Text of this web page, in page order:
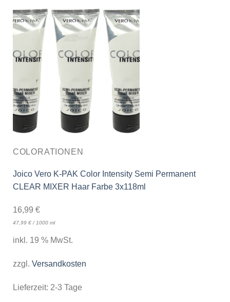
COLORATIONEN
Joico Vero K-PAK Color Intensity Semi Permanent
CLEAR MIXER Haar Farbe 3x118ml
16,99 €
47,99 €/1000 ml
inkl. 19 % MwSt.
zzgl. Versandkosten
Lieferzeit: 2-3 Tage